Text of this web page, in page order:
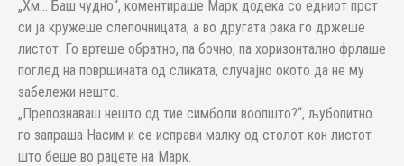
„Хм… Баш чудно“, коментираше Марк додека со едниот прст
си ја кружеше слепочницата, а во другата рака го држеше
листот. Го вртеше обратно, па бочно, па хоризонтално фрлаше
поглед на површината од сликата, случајно окото да не му
забележи нешто.
„Препознаваш нешто од тие симболи воопшто?“, љубопитно
го запраша Насим и се исправи малку од столот кон листот
што беше во рацете на Марк.